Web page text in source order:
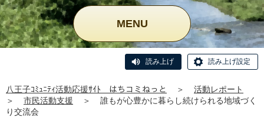
MENU
読み上げ 読み上げ設定
八王子ｺﾐｭﾆﾃｨ活動応援ｻｲﾄ はちコミねっと ＞
活動レポート
＞
市民活動支援 ＞
誰もが心豊かに暮らし続けられる地域づく
り交流会